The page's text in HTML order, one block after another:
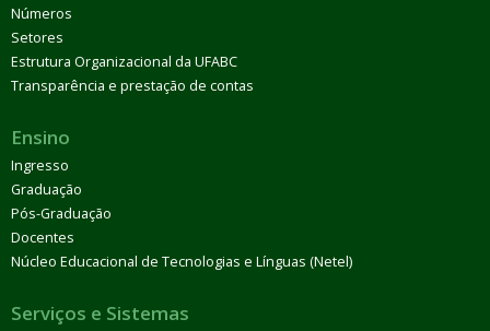
Números
Setores
Estrutura Organizacional da UFABC
Transparência e prestação de contas
Ensino
Ingresso
Graduação
Pós-Graduação
Docentes
Núcleo Educacional de Tecnologias e Línguas (Netel)
Serviços e Sistemas